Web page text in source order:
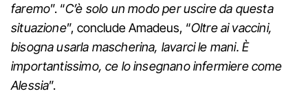
faremo”. “C’è solo un modo per uscire da questa
situazione”, conclude Amadeus, “Oltre ai vaccini,
bisogna usarla mascherina, lavarci le mani. È
importantissimo, ce lo insegnano infermiere come
Alessia”.